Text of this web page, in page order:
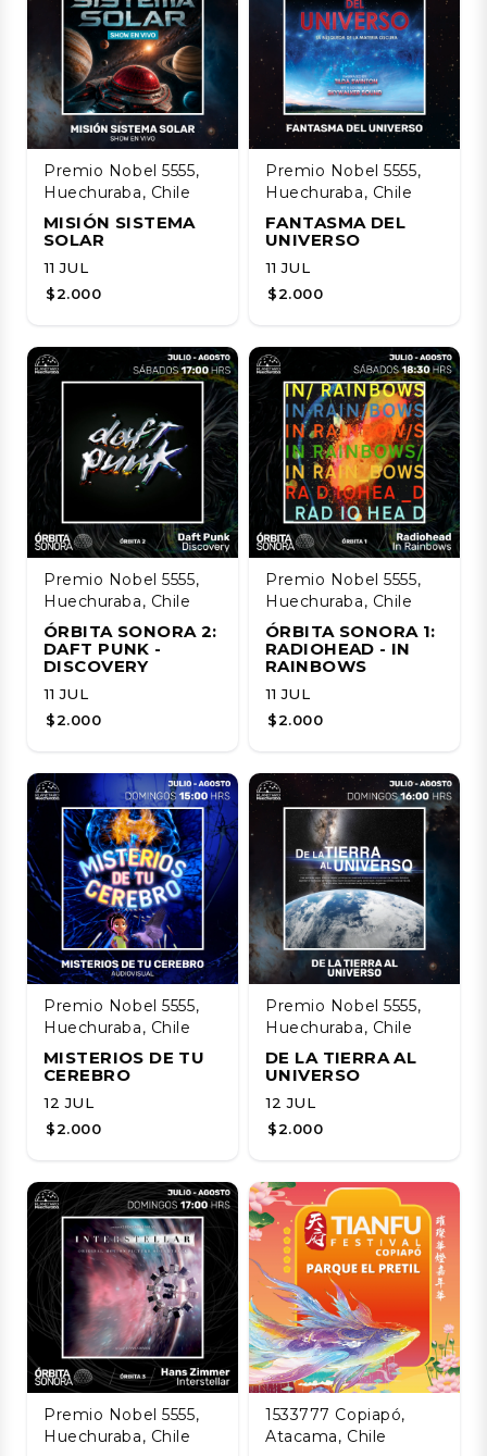
Premio Nobel 5555,
Huechuraba, Chile
MISIÓN SISTEMA
SOLAR
11 JUL
$2.000
Premio Nobel 5555,
Huechuraba, Chile
FANTASMA DEL
UNIVERSO
11 JUL
$2.000
Premio Nobel 5555,
Huechuraba, Chile
ÓRBITA SONORA 2:
DAFT PUNK -
DISCOVERY
11 JUL
$2.000
Premio Nobel 5555,
Huechuraba, Chile
ÓRBITA SONORA 1:
RADIOHEAD - IN
RAINBOWS
11 JUL
$2.000
Premio Nobel 5555,
Huechuraba, Chile
MISTERIOS DE TU
CEREBRO
12 JUL
$2.000
Premio Nobel 5555,
Huechuraba, Chile
DE LA TIERRA AL
UNIVERSO
12 JUL
$2.000
Premio Nobel 5555,
Huechuraba, Chile
1533777 Copiapó,
Atacama, Chile